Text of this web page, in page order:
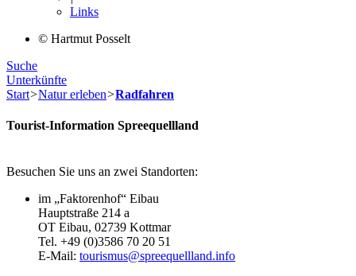
Links
© Hartmut Posselt
Suche
Unterkünfte
Start>Natur erleben>Radfahren
Tourist-Information Spreequellland
Besuchen Sie uns an zwei Standorten:
im „Faktorenhof“ Eibau
Hauptstraße 214 a
OT Eibau, 02739 Kottmar
Tel. +49 (0)3586 70 20 51
E-Mail: tourismus@spreequellland.info